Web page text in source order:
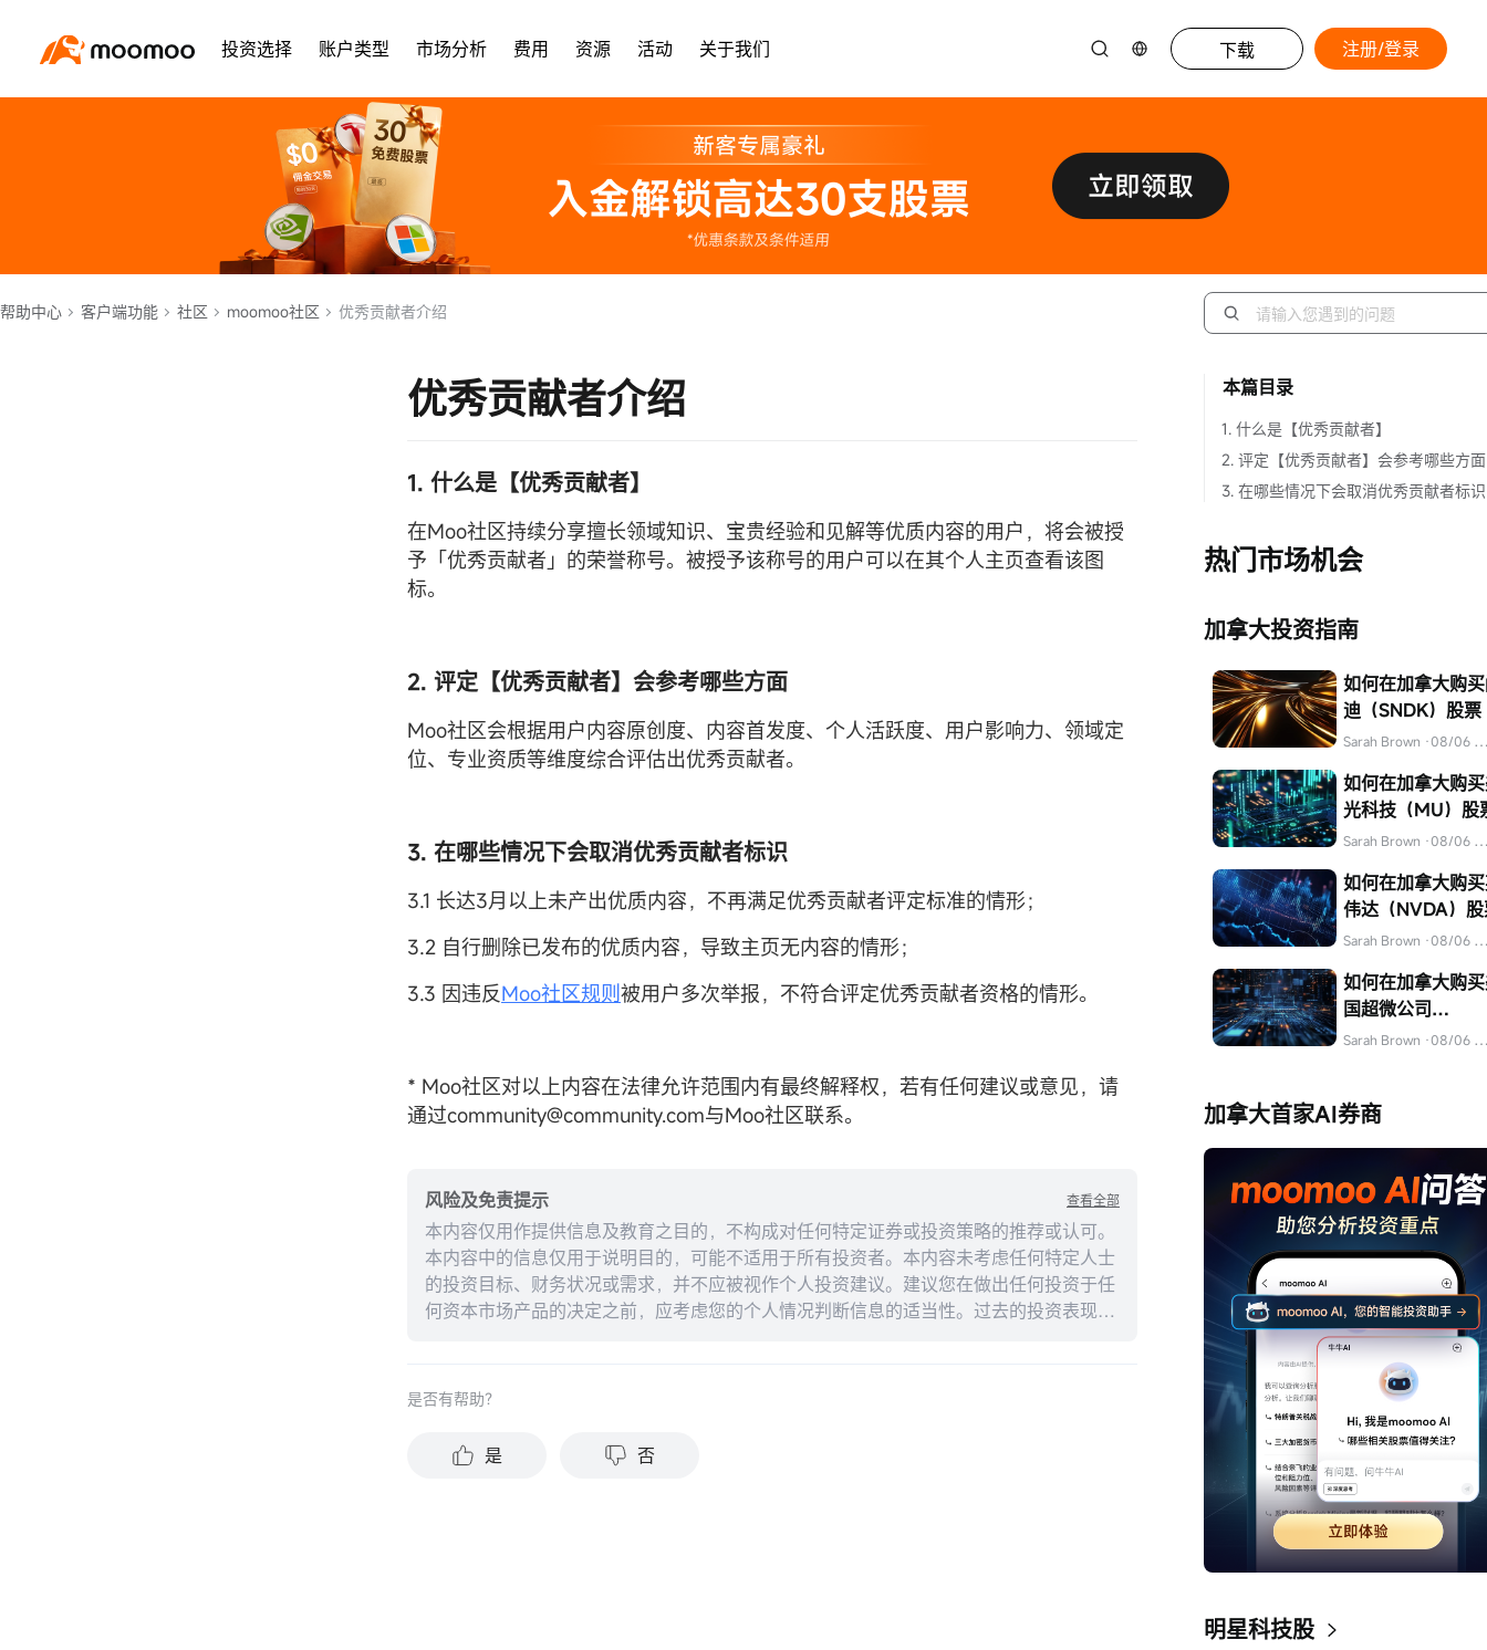
投资选择 账户类型 市场分析 费用 资源 活动 关于我们 下载 注册/登录
帮助中心 客户端功能 社区 moomoo社区 优秀贡献者介绍
优秀贡献者介绍
1. 什么是【优秀贡献者】
在Moo社区持续分享擅长领域知识、宝贵经验和见解等优质内容的用户，将会被授
予「优秀贡献者」的荣誉称号。被授予该称号的用户可以在其个人主页查看该图
标。
2. 评定【优秀贡献者】会参考哪些方面
Moo社区会根据用户内容原创度、内容首发度、个人活跃度、用户影响力、领域定
位、专业资质等维度综合评估出优秀贡献者。
3. 在哪些情况下会取消优秀贡献者标识
3.1 长达3月以上未产出优质内容，不再满足优秀贡献者评定标准的情形；
3.2 自行删除已发布的优质内容，导致主页无内容的情形；
3.3 因违反Moo社区规则被用户多次举报，不符合评定优秀贡献者资格的情形。
* Moo社区对以上内容在法律允许范围内有最终解释权，若有任何建议或意见，请
通过community@community.com与Moo社区联系。
风险及免责提示
本内容仅用作提供信息及教育之目的，不构成对任何特定证券或投资策略的推荐或认可。
本内容中的信息仅用于说明目的，可能不适用于所有投资者。本内容未考虑任何特定人士
的投资目标、财务状况或需求，并不应被视作个人投资建议。建议您在做出任何投资于任
何资本市场产品的决定之前，应考虑您的个人情况判断信息的适当性。过去的投资表现不
查看全部
是否有帮助？
是 否
本篇目录
1. 什么是【优秀贡献者】
2. 评定【优秀贡献者】会参考哪些方面
3. 在哪些情况下会取消优秀贡献者标识
热门市场机会
加拿大投资指南
如何在加拿大购
迪（SNDK）股票
Sarah Brown ·08/06 04:32
如何在加拿大购
光科技（MU）股
Sarah Brown ·08/06 04:32
如何在加拿大购
伟达（NVDA）
Sarah Brown ·08/06 04:31
如何在加拿大购
国超微公司
（AMD）的股票
Sarah Brown ·08/06 04:32
加拿大首家AI券商
明星科技股